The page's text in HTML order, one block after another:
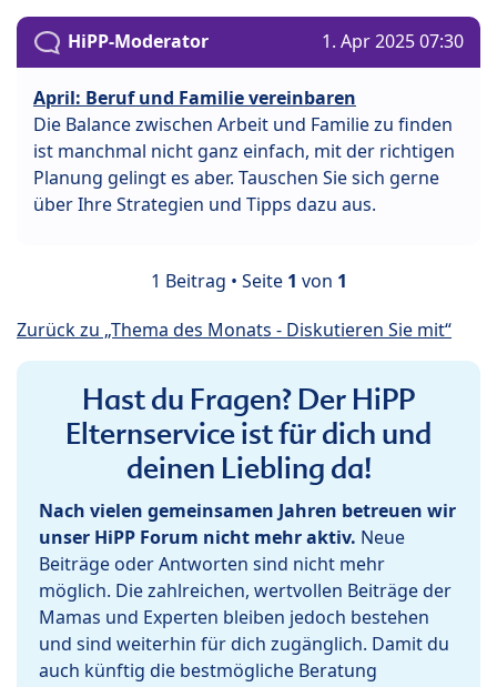
HiPP-Moderator 1. Apr 2025 07:30
April: Beruf und Familie vereinbaren
Die Balance zwischen Arbeit und Familie zu finden
ist manchmal nicht ganz einfach, mit der richtigen
Planung gelingt es aber. Tauschen Sie sich gerne
über Ihre Strategien und Tipps dazu aus.
1 Beitrag • Seite 1 von 1
Zurück zu „Thema des Monats - Diskutieren Sie mit“
Hast du Fragen? Der HiPP
Elternservice ist für dich und
deinen Liebling da!
Nach vielen gemeinsamen Jahren betreuen wir
unser HiPP Forum nicht mehr aktiv. Neue
Beiträge oder Antworten sind nicht mehr
möglich. Die zahlreichen, wertvollen Beiträge der
Mamas und Experten bleiben jedoch bestehen
und sind weiterhin für dich zugänglich. Damit du
auch künftig die bestmögliche Beratung